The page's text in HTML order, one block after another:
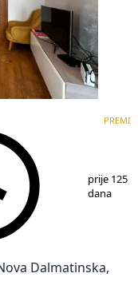
prije 125
dana
Dalmatinska,